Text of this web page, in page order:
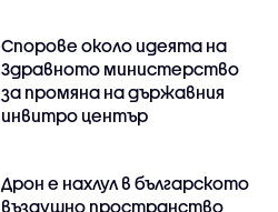
Спорове около идеята на
Здравното министерство
за промяна на държавния
инвитро център
Дрон е нахлул в българското
въздушно пространство